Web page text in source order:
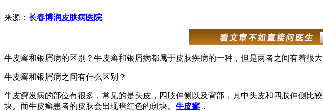
来源： 长春博润皮肤病医院
牛皮癣和银屑病的区别？牛皮癣和银屑病都属于皮肤疾病的一种，但是两者之间有着很
牛皮癣和银屑病之间有什么区别？
牛皮癣发病的部位有很多，常见的是头皮，四肢伸侧以及背部，其中头皮和四肢伸侧
块。而牛皮癣患者的皮肤会出现暗红色的斑块。 牛皮癣 ，